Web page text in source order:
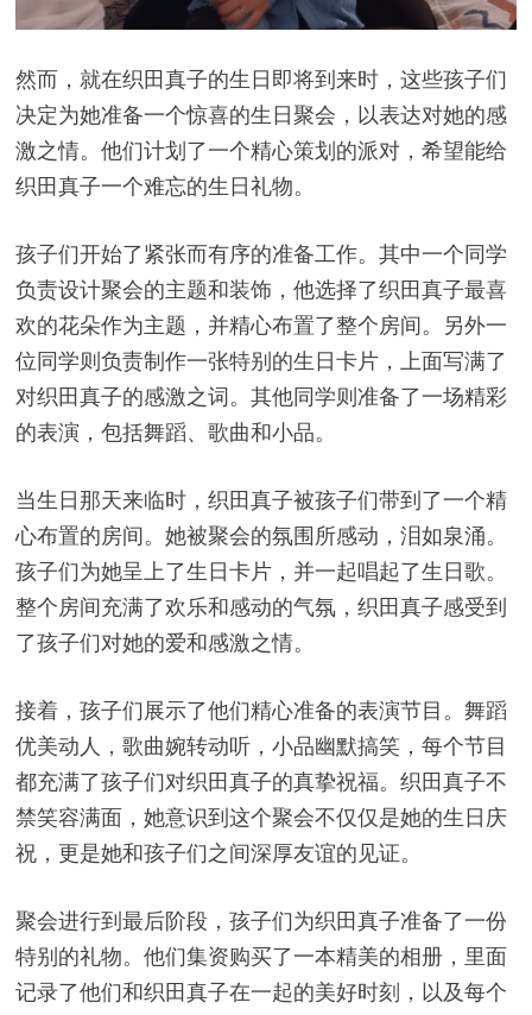
然而，就在织田真子的生日即将到来时，这些孩子们
决定为她准备一个惊喜的生日聚会，以表达对她的感
激之情。他们计划了一个精心策划的派对，希望能给
织田真子一个难忘的生日礼物。
孩子们开始了紧张而有序的准备工作。其中一个同学
负责设计聚会的主题和装饰，他选择了织田真子最喜
欢的花朵作为主题，并精心布置了整个房间。另外一
位同学则负责制作一张特别的生日卡片，上面写满了
对织田真子的感激之词。其他同学则准备了一场精彩
的表演，包括舞蹈、歌曲和小品。
当生日那天来临时，织田真子被孩子们带到了一个精
心布置的房间。她被聚会的氛围所感动，泪如泉涌。
孩子们为她呈上了生日卡片，并一起唱起了生日歌。
整个房间充满了欢乐和感动的气氛，织田真子感受到
了孩子们对她的爱和感激之情。
接着，孩子们展示了他们精心准备的表演节目。舞蹈
优美动人，歌曲婉转动听，小品幽默搞笑，每个节目
都充满了孩子们对织田真子的真挚祝福。织田真子不
禁笑容满面，她意识到这个聚会不仅仅是她的生日庆
祝，更是她和孩子们之间深厚友谊的见证。
聚会进行到最后阶段，孩子们为织田真子准备了一份
特别的礼物。他们集资购买了一本精美的相册，里面
记录了他们和织田真子在一起的美好时刻，以及每个